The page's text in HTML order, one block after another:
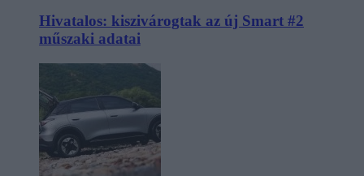
Hivatalos: kiszivárogtak az új Smart #2
műszaki adatai